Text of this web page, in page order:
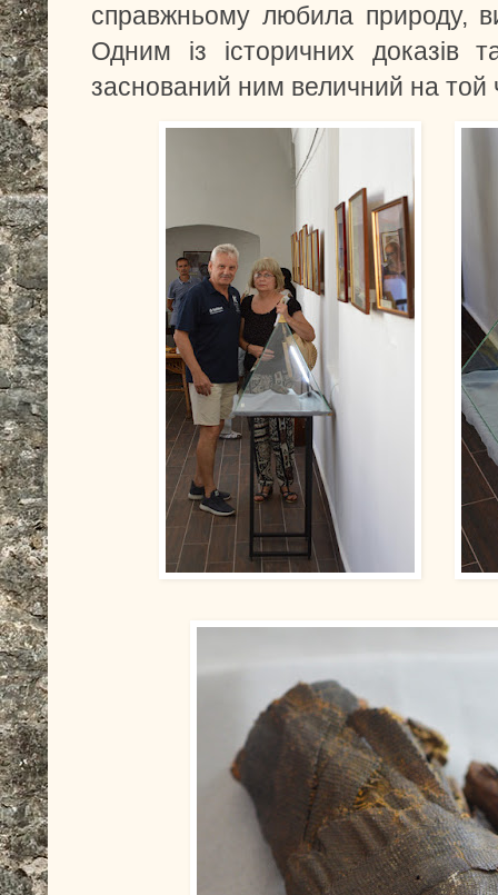
справжньому любила природу,
Одним із історичних доказів
заснований ним величний на той